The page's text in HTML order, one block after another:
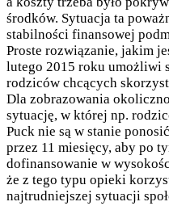
środków. Sytuacja ta
stabilności finansowej
Proste rozwiązanie, jakim
lutego 2015 roku umożliwi
rodziców chcących
Dla zobrazowania
sytuację, w której np.
Puck nie są w stanie
przez 11 miesięcy, aby po
dofinansowanie w
że z tego typu opieki
najtrudniejszej sytuacji